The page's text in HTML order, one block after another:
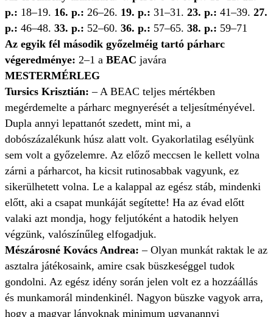
p.: 18–19. 16. p.: 26–26. 19. p.: 31–31. 23. p.: 41–39. 27.
p.: 46–48. 33. p.: 52–60. 36. p.: 57–65. 38. p.: 59–71
Az egyik fél második győzelméig tartó párharc
végeredménye: 2–1 a BEAC javára
MESTERMÉRLEG
Tursics Krisztián: – A BEAC teljes mértékben
megérdemelte a párharc megnyerését a teljesítményével.
Dupla annyi lepattanót szedett, mint mi, a
dobószázalékunk húsz alatt volt. Gyakorlatilag esélyünk
sem volt a győzelemre. Az előző meccsen le kellett volna
zárni a párharcot, ha kicsit rutinosabbak vagyunk, ez
sikerülhetett volna. Le a kalappal az egész stáb, mindenki
előtt, aki a csapat munkáját segítette! Ha az évad előtt
valaki azt mondja, hogy feljutóként a hatodik helyen
végzünk, valószínűleg elfogadjuk.
Mészárosné Kovács Andrea: – Olyan munkát raktak le az
asztalra játékosaink, amire csak büszkeséggel tudok
gondolni. Az egész idény során jelen volt ez a hozzáállás
és munkamorál mindenkinél. Nagyon büszke vagyok arra,
hogy a magyar lányoknak minimum ugyanannyi